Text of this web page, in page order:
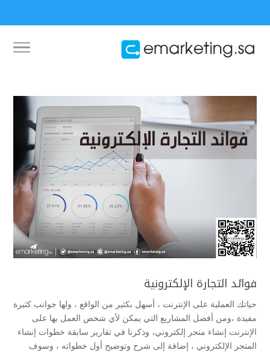
فوائد التجارة الإلكترونية
حياتك العملية على الإنترنت ، أسهل بكثير من الواقع ، ولها جوانب كثيرة
مفيدة ،ومن أفضل المشاريع التي يمكن لأي شخص العمل بها على
الإنترنت إنشاء متجر إلكتروني، وذكرنا في تقارير سابقة خطوات إنشاء
المتجر الإلكتروني ، إضافة إلى شرح وتوضيح أول خطواته ، وسوف